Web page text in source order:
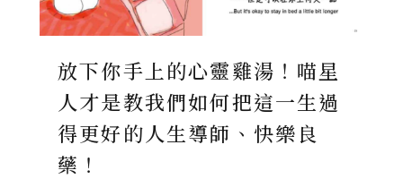
放下你手上的心靈雞湯！喵星
人才是教我們如何把這一生過
得更好的人生導師、快樂良
藥！